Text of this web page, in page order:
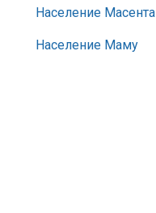
Население Масента
Население Маму